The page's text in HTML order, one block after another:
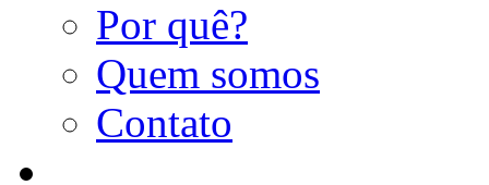
Por quê?
Quem somos
Contato